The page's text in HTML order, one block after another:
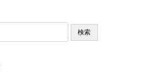
検索